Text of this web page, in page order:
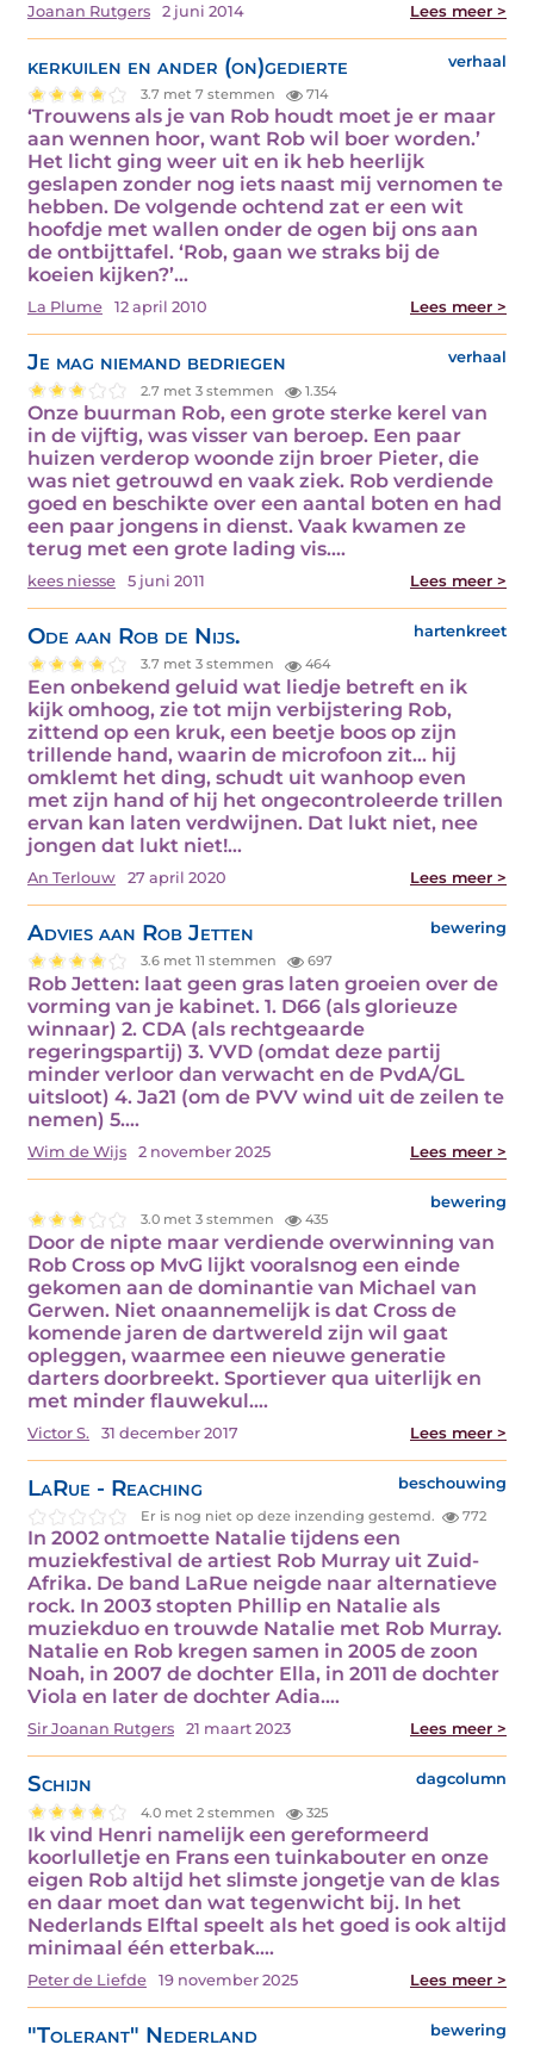
Joanan Rutgers 2 juni 2014 Lees meer >
kerkuilen en ander (on)gedierte verhaal
3.7 met 7 stemmen 714
‘Trouwens als je van Rob houdt moet je er maar
aan wennen hoor, want Rob wil boer worden.’
Het licht ging weer uit en ik heb heerlijk
geslapen zonder nog iets naast mij vernomen te
hebben. De volgende ochtend zat er een wit
hoofdje met wallen onder de ogen bij ons aan
de ontbijttafel. ‘Rob, gaan we straks bij de
koeien kijken?’…
La Plume 12 april 2010 Lees meer >
Je mag niemand bedriegen verhaal
2.7 met 3 stemmen 1.354
Onze buurman Rob, een grote sterke kerel van
in de vijftig, was visser van beroep. Een paar
huizen verderop woonde zijn broer Pieter, die
was niet getrouwd en vaak ziek. Rob verdiende
goed en beschikte over een aantal boten en had
een paar jongens in dienst. Vaak kwamen ze
terug met een grote lading vis.…
kees niesse 5 juni 2011 Lees meer >
Ode aan Rob de Nijs. hartenkreet
3.7 met 3 stemmen 464
Een onbekend geluid wat liedje betreft en ik
kijk omhoog, zie tot mijn verbijstering Rob,
zittend op een kruk, een beetje boos op zijn
trillende hand, waarin de microfoon zit... hij
omklemt het ding, schudt uit wanhoop even
met zijn hand of hij het ongecontroleerde trillen
ervan kan laten verdwijnen. Dat lukt niet, nee
jongen dat lukt niet!…
An Terlouw 27 april 2020 Lees meer >
Advies aan Rob Jetten bewering
3.6 met 11 stemmen 697
Rob Jetten: laat geen gras laten groeien over de
vorming van je kabinet. 1. D66 (als glorieuze
winnaar) 2. CDA (als rechtgeaarde
regeringspartij) 3. VVD (omdat deze partij
minder verloor dan verwacht en de PvdA/GL
uitsloot) 4. Ja21 (om de PVV wind uit de zeilen te
nemen) 5.…
Wim de Wijs 2 november 2025 Lees meer >
bewering
3.0 met 3 stemmen 435
Door de nipte maar verdiende overwinning van
Rob Cross op MvG lijkt vooralsnog een einde
gekomen aan de dominantie van Michael van
Gerwen. Niet onaannemelijk is dat Cross de
komende jaren de dartwereld zijn wil gaat
opleggen, waarmee een nieuwe generatie
darters doorbreekt. Sportiever qua uiterlijk en
met minder flauwekul.…
Victor S. 31 december 2017 Lees meer >
LaRue - Reaching beschouwing
Er is nog niet op deze inzending gestemd. 772
In 2002 ontmoette Natalie tijdens een
muziekfestival de artiest Rob Murray uit Zuid-
Afrika. De band LaRue neigde naar alternatieve
rock. In 2003 stopten Phillip en Natalie als
muziekduo en trouwde Natalie met Rob Murray.
Natalie en Rob kregen samen in 2005 de zoon
Noah, in 2007 de dochter Ella, in 2011 de dochter
Viola en later de dochter Adia.…
Sir Joanan Rutgers 21 maart 2023 Lees meer >
Schijn dagcolumn
4.0 met 2 stemmen 325
Ik vind Henri namelijk een gereformeerd
koorlulletje en Frans een tuinkabouter en onze
eigen Rob altijd het slimste jongetje van de klas
en daar moet dan wat tegenwicht bij. In het
Nederlands Elftal speelt als het goed is ook altijd
minimaal één etterbak.…
Peter de Liefde 19 november 2025 Lees meer >
"Tolerant" Nederland bewering